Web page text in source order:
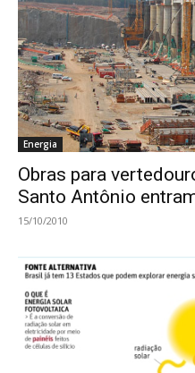
Energia
Obras para
Santo Antônio
15/10/2010